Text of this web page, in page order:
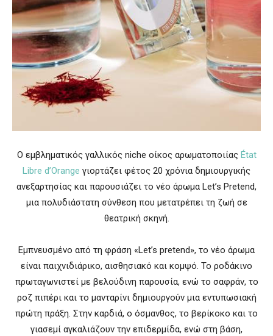
Ο εμβληματικός γαλλικός niche οίκος αρωματοποιίας État
Libre d’Orange γιορτάζει φέτος 20 χρόνια δημιουργικής
ανεξαρτησίας και παρουσιάζει το νέο άρωμα Let’s Pretend,
μια πολυδιάστατη σύνθεση που μετατρέπει τη ζωή σε
θεατρική σκηνή.
Εμπνευσμένο από τη φράση «Let’s pretend», το νέο άρωμα
είναι παιχνιδιάρικο, αισθησιακό και κομψό. Το ροδάκινο
πρωταγωνιστεί με βελούδινη παρουσία, ενώ το σαφράν, το
ροζ πιπέρι και το μανταρίνι δημιουργούν μια εντυπωσιακή
πρώτη πράξη. Στην καρδιά, ο όσμανθος, το βερίκοκο και το
γιασεμί αγκαλιάζουν την επιδερμίδα, ενώ στη βάση,